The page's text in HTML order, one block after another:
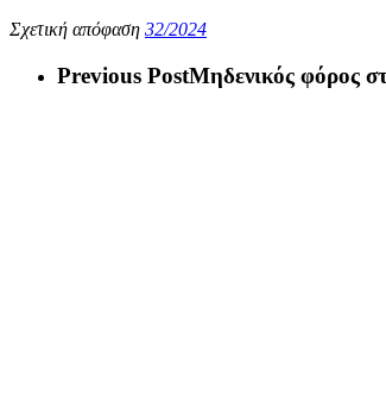
Σχετική απόφαση 32/2024
Previous PostΜηδενικός φόρος